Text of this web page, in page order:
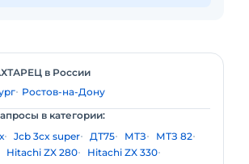
в России
Ростов-на-Дону
в категории:
Jcb 3cx super ДТ75 МТЗ
МТЗ 82
Hitachi ZX 280
Hitachi ZX 330